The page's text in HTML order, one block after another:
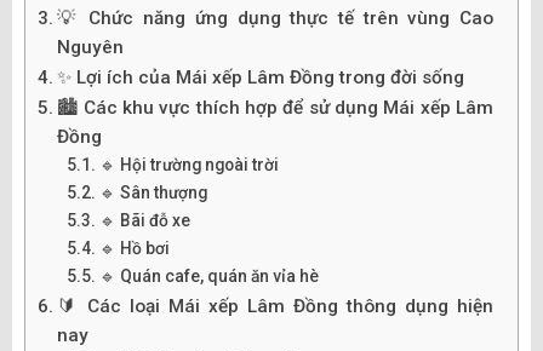
💡 Chức năng ứng dụng thực tế trên vùng Cao
Nguyên
✨ Lợi ích của Mái xếp Lâm Đồng trong đời sống
🏙️ Các khu vực thích hợp để sử dụng Mái xếp Lâm
Đồng
🔹 Hội trường ngoài trời
🔹 Sân thượng
🔹 Bãi đỗ xe
🔹 Hồ bơi
🔹 Quán cafe, quán ăn vỉa hè
🔰 Các loại Mái xếp Lâm Đồng thông dụng hiện
nay